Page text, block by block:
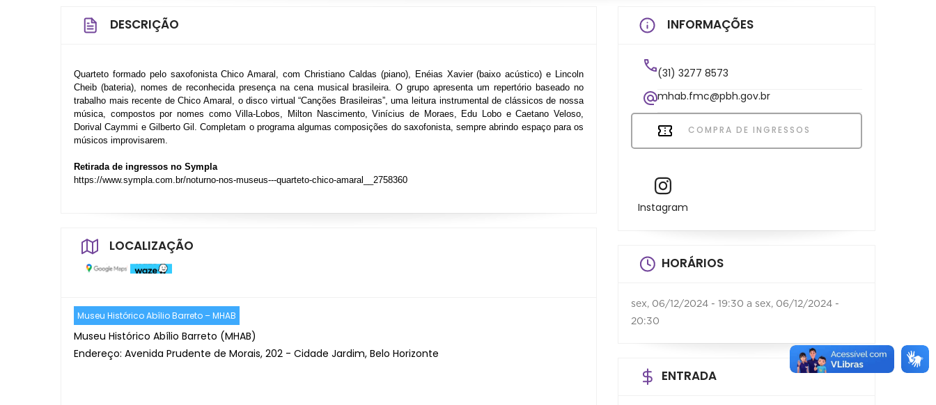
DESCRIÇÃO
Quarteto formado pelo saxofonista Chico Amaral, com Christiano Caldas (piano), Enéias Xavier (baixo acústico) e Lincoln
Cheib (bateria), nomes de reconhecida presença na cena musical brasileira. O grupo apresenta um repertório baseado no
trabalho mais recente de Chico Amaral, o disco virtual “Canções Brasileiras”, uma leitura instrumental de clássicos de nossa
música, compostos por nomes como Villa-Lobos, Milton Nascimento, Vinícius de Moraes, Edu Lobo e Caetano Veloso,
Dorival Caymmi e Gilberto Gil. Completam o programa algumas composições do saxofonista, sempre abrindo espaço para os
músicos improvisarem.
Retirada de ingressos no Sympla
https://www.sympla.com.br/noturno-nos-museus---quarteto-chico-amaral__2758360
LOCALIZAÇÃO
Museu Histórico Abílio Barreto – MHAB
Museu Histórico Abílio Barreto (MHAB)
Endereço: Avenida Prudente de Morais, 202 - Cidade Jardim, Belo Horizonte
INFORMAÇÕES
(31) 3277 8573
mhab.fmc@pbh.gov.br
COMPRA DE INGRESSOS
Instagram
HORÁRIOS
sex, 06/12/2024 - 19:30 a sex, 06/12/2024 -
20:30
ENTRADA